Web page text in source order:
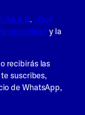
SA 4.0. ¿Qué
privacidad y la
recibirás las
suscribes,
de WhatsApp,